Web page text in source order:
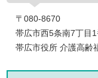
〒080-8670
帯広市西5条南7丁目
帯広市役所 介護高